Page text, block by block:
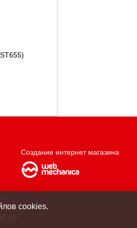
Создание интернет магазина
cookies.